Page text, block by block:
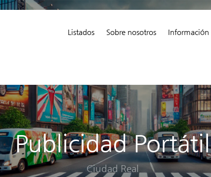
Listados Sobre nosotros Información
Publicidad Portátil
Ciudad Real